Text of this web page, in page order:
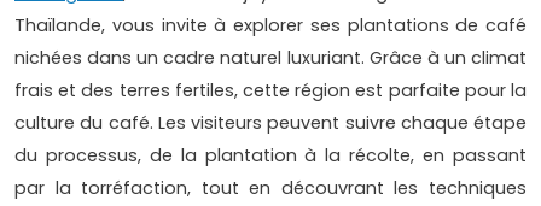
Thaïlande, vous invite à explorer ses plantations de café
nichées dans un cadre naturel luxuriant. Grâce à un climat
frais et des terres fertiles, cette région est parfaite pour la
culture du café. Les visiteurs peuvent suivre chaque étape
du processus, de la plantation à la récolte, en passant
par la torréfaction, tout en découvrant les techniques